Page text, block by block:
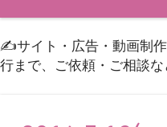
✍️サイト・広告・動画制
行まで、ご依頼・ご相談な